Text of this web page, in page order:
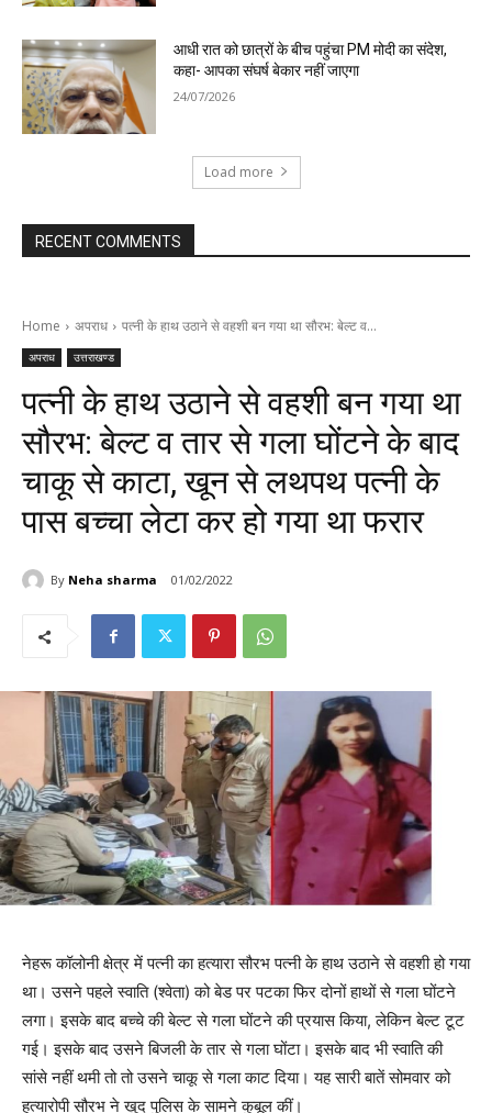
आधी रात को छात्रों के बीच पहुंचा PM मोदी का संदेश,
कहा- आपका संघर्ष बेकार नहीं जाएगा
24/07/2026
Load more
RECENT COMMENTS